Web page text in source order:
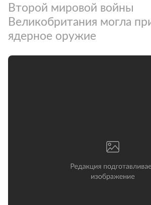
Второй мировой войны
Великобритания могла
ядерное оружие